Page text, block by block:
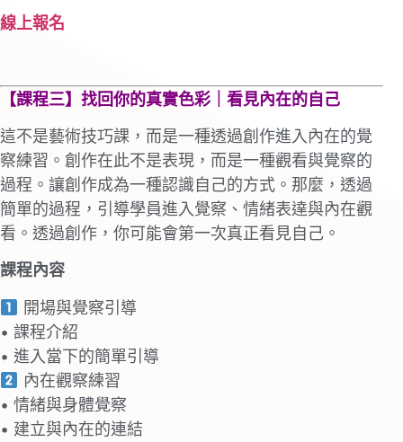
線上報名
【課程三】找回你的真實⾊彩｜看⾒內在的⾃⼰
這不是藝術技巧課，⽽是⼀種透過創作進入內在的覺
察練習。創作在此不是表現，⽽是⼀種觀看與覺察的
過程。讓創作成為⼀種認識⾃⼰的⽅式。那麼，透過
簡單的過程，引導學員進入覺察、情緒表達與內在觀
看。透過創作，你可能會第⼀次真正看⾒⾃⼰。
課程內容
開場與覺察引導
• 課程介紹
• 進入當下的簡單引導
內在觀察練習
• 情緒與身體覺察
• 建⽴與內在的連結